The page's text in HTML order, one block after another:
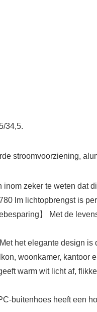
34,5.
stroomvoorziening,
zeker te weten dat
lm lichtopbrengst is
】 Met de
het elegante design
woonkamer, kantoor
warm wit licht af,
buitenhoes heeft een